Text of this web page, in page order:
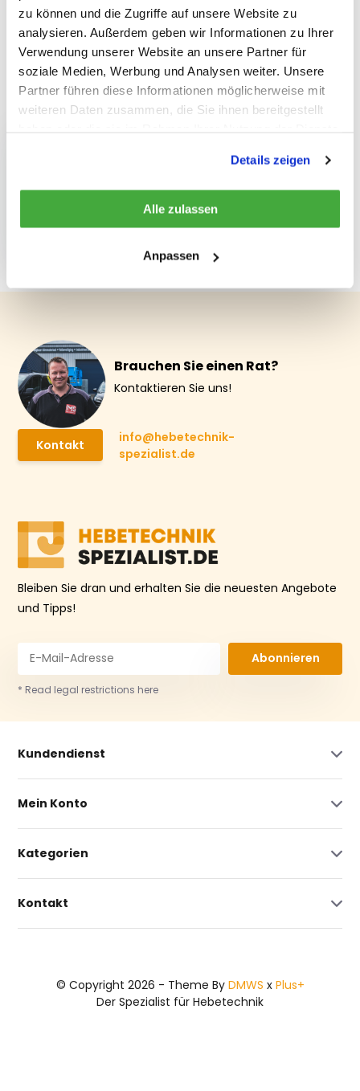
zu können und die Zugriffe auf unsere Website zu
analysieren. Außerdem geben wir Informationen zu Ihrer
Verwendung unserer Website an unsere Partner für
soziale Medien, Werbung und Analysen weiter. Unsere
Partner führen diese Informationen möglicherweise mit
weiteren Daten zusammen, die Sie ihnen bereitgestellt
Details zeigen
Alle zulassen
Anpassen
Teilen
Kürzlich gesehen
Brauchen Sie einen Rat?
Kontaktieren Sie uns!
Kontakt
info@hebetechnik-
spezialist.de
Bleiben Sie dran und erhalten Sie die neuesten Angebote
und Tipps!
Abonnieren
* Read legal restrictions here
Kundendienst
Mein Konto
Kategorien
Kontakt
© Copyright 2026 - Theme By DMWS x Plus+
Der Spezialist für Hebetechnik